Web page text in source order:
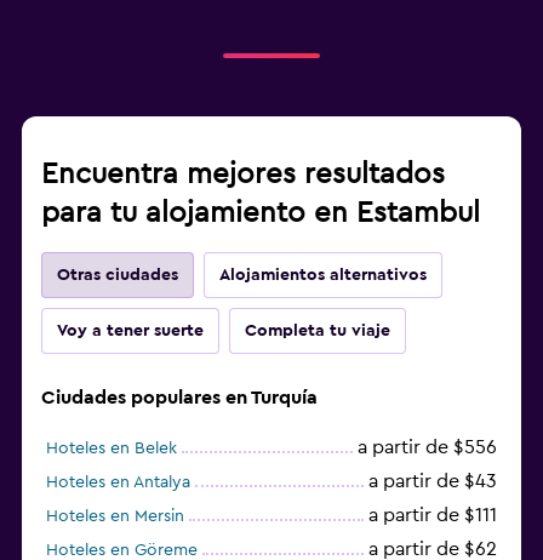
Encuentra mejores resultados
para tu alojamiento en Estambul
Otras ciudades Alojamientos alternativos
Voy a tener suerte Completa tu viaje
Ciudades populares en Turquía
Hoteles en Belek a partir de $556
Hoteles en Antalya a partir de $43
Hoteles en Mersin a partir de $111
Hoteles en Göreme a partir de $62